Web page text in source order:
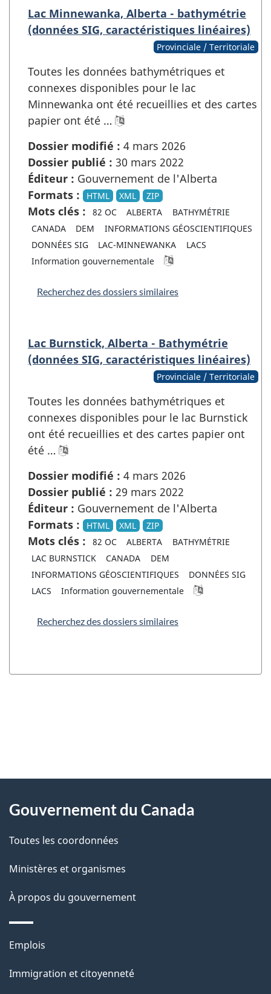
Lac Minnewanka, Alberta - bathymétrie
(données SIG, caractéristiques linéaires)
Provinciale / Territoriale
Toutes les données bathymétriques et
connexes disponibles pour le lac
Minnewanka ont été recueillies et des cartes
papier ont été …
Dossier modifié : 4 mars 2026
Dossier publié : 30 mars 2022
Éditeur : Gouvernement de l'Alberta
Formats :
HTML XML ZIP
Mots clés : 82 OC ALBERTA
BATHYMÉTRIE
CANADA
DEM
INFORMATIONS GÉOSCIENTIFIQUES
DONNÉES SIG
LAC-MINNEWANKA
LACS
Information gouvernementale
Recherchez des dossiers similaires
Lac Burnstick, Alberta - Bathymétrie
(données SIG, caractéristiques linéaires)
Provinciale / Territoriale
Toutes les données bathymétriques et
connexes disponibles pour le lac Burnstick
ont été recueillies et des cartes papier ont
été …
Dossier modifié : 4 mars 2026
Dossier publié : 29 mars 2022
Éditeur : Gouvernement de l'Alberta
Formats :
HTML XML ZIP
Mots clés : 82 OC ALBERTA
BATHYMÉTRIE
LAC BURNSTICK
CANADA
DEM
INFORMATIONS GÉOSCIENTIFIQUES
DONNÉES SIG
LACS
Information gouvernementale
Recherchez des dossiers similaires
D
t
a
l
s
l
a
propos
ce
site
Gouvernement du Canada
Toutes les coordonnées
Ministères et organismes
À propos du gouvernement
Thèmes
sujets
Emplois
Immigration et citoyenneté